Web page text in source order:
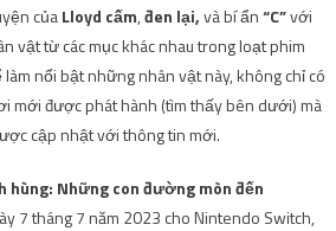
củaLloyd cấm,đen lại,và bí ẩn“C”với
vật từ các mục khác nhau trong loạt phim
nổi bật những nhân vật này, không chỉ có
mới được phát hành (tìm thấy bên dưới) mà
cập nhật với thông tin mới.
hùng: Những con đường mòn đến
7 tháng 7 năm 2023 cho Nintendo Switch,